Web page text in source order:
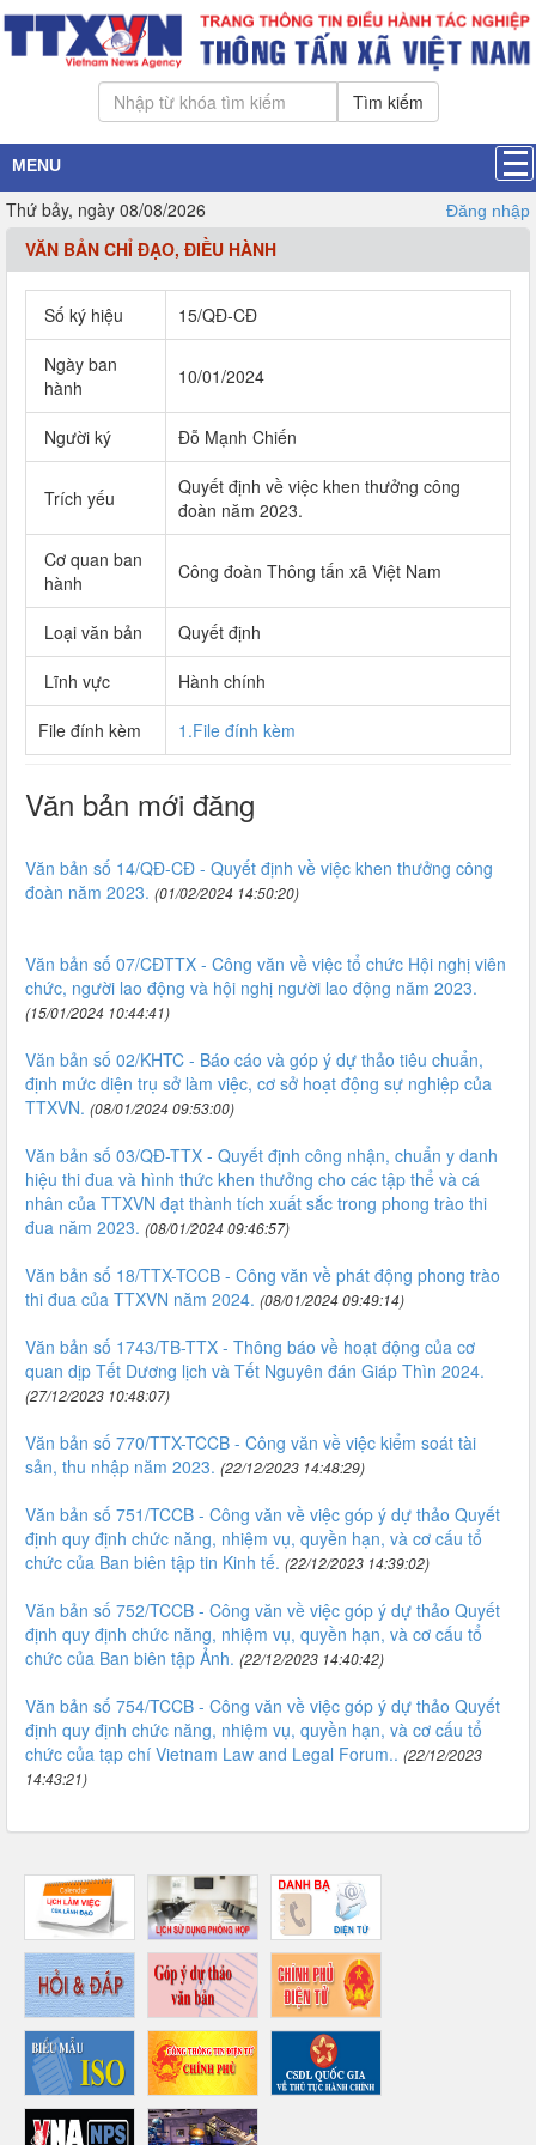
Tìm kiếm
MENU
Thứ bảy, ngày 08/08/2026 Đăng nhập
VĂN BẢN CHỈ ĐẠO, ĐIỀU HÀNH
Số ký hiệu 15/QĐ-CĐ
Ngày ban
hành
10/01/2024
Người ký Đỗ Mạnh Chiến
Trích yếu
Quyết định về việc khen thưởng công
đoàn năm 2023.
Cơ quan ban
hành
Công đoàn Thông tấn xã Việt Nam
Loại văn bản Quyết định
Lĩnh vực Hành chính
File đính kèm 1.File đính kèm
Văn bản mới đăng
Văn bản số 14/QĐ-CĐ - Quyết định về việc khen thưởng công
đoàn năm 2023. (01/02/2024 14:50:20)
Văn bản số 07/CĐTTX - Công văn về việc tổ chức Hội nghị viên
chức, người lao động và hội nghị người lao động năm 2023.
(15/01/2024 10:44:41)
Văn bản số 02/KHTC - Báo cáo và góp ý dự thảo tiêu chuẩn,
định mức diện trụ sở làm việc, cơ sở hoạt động sự nghiệp của
TTXVN. (08/01/2024 09:53:00)
Văn bản số 03/QĐ-TTX - Quyết định công nhận, chuẩn y danh
hiệu thi đua và hình thức khen thưởng cho các tập thể và cá
nhân của TTXVN đạt thành tích xuất sắc trong phong trào thi
đua năm 2023. (08/01/2024 09:46:57)
Văn bản số 18/TTX-TCCB - Công văn về phát động phong trào
thi đua của TTXVN năm 2024. (08/01/2024 09:49:14)
Văn bản số 1743/TB-TTX - Thông báo về hoạt động của cơ
quan dịp Tết Dương lịch và Tết Nguyên đán Giáp Thìn 2024.
(27/12/2023 10:48:07)
Văn bản số 770/TTX-TCCB - Công văn về việc kiểm soát tài
sản, thu nhập năm 2023. (22/12/2023 14:48:29)
Văn bản số 751/TCCB - Công văn về việc góp ý dự thảo Quyết
định quy định chức năng, nhiệm vụ, quyền hạn, và cơ cấu tổ
chức của Ban biên tập tin Kinh tế. (22/12/2023 14:39:02)
Văn bản số 752/TCCB - Công văn về việc góp ý dự thảo Quyết
định quy định chức năng, nhiệm vụ, quyền hạn, và cơ cấu tổ
chức của Ban biên tập Ảnh. (22/12/2023 14:40:42)
Văn bản số 754/TCCB - Công văn về việc góp ý dự thảo Quyết
định quy định chức năng, nhiệm vụ, quyền hạn, và cơ cấu tổ
chức của tạp chí Vietnam Law and Legal Forum.. (22/12/2023
14:43:21)